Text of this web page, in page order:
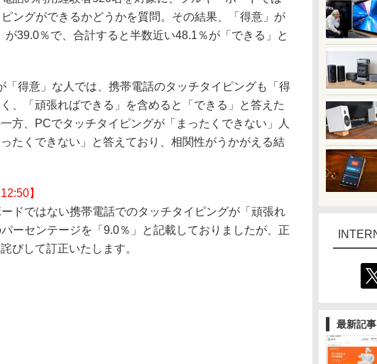
最新記事
ングができるかどうかを質問。その結果、「得意」が
39.0％で、合計すると半数近い48.1％が「できる」と
得意」な人では、携帯電話のタッチタイピングも「得
、「頑張ればできる」を含めると「できる」と答えた
方、PCでタッチタイピングが「まったくできない」人
たくできない」と答えており、相関性がうかがえる結
】
ドではない携帯電話でのタッチタイピングが「頑張れ
ーセンテージを「9.0％」と記載しておりましたが、正
びして訂正いたします。